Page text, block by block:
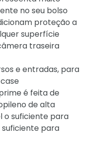
no seu bolso
proteção a
superfície
traseira
e entradas, para
é feita de
de alta
o suficiente para
para